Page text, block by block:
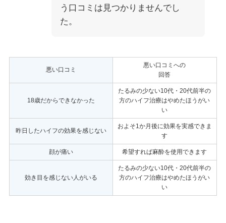
う口コミは見つかりませんでし
た。
悪い口コミ
悪い口コミへの
回答
18歳だからできなかった
たるみの少ない10代・20代前半の
方のハイフ治療はやめたほうがい
い
昨日したハイフの効果を感じない
およそ1か月後に効果を実感できま
す
顔が痛い 希望すれば麻酔を使用できます
効き目を感じない人がいる
たるみの少ない10代・20代前半の
方のハイフ治療はやめたほうがい
い